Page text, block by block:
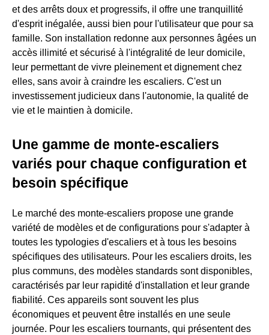
et des arrêts doux et progressifs, il offre une tranquillité
d'esprit inégalée, aussi bien pour l'utilisateur que pour sa
famille. Son installation redonne aux personnes âgées un
accès illimité et sécurisé à l'intégralité de leur domicile,
leur permettant de vivre pleinement et dignement chez
elles, sans avoir à craindre les escaliers. C'est un
investissement judicieux dans l'autonomie, la qualité de
vie et le maintien à domicile.
Une gamme de monte-escaliers
variés pour chaque configuration et
besoin spécifique
Le marché des monte-escaliers propose une grande
variété de modèles et de configurations pour s'adapter à
toutes les typologies d'escaliers et à tous les besoins
spécifiques des utilisateurs. Pour les escaliers droits, les
plus communs, des modèles standards sont disponibles,
caractérisés par leur rapidité d'installation et leur grande
fiabilité. Ces appareils sont souvent les plus
économiques et peuvent être installés en une seule
journée. Pour les escaliers tournants, qui présentent des